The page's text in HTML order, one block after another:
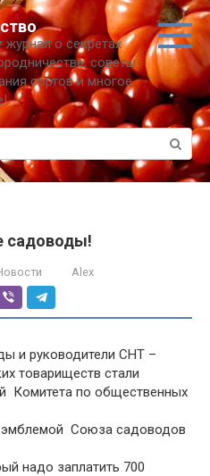
о секретах
советы
сортов и многое
садоводы!
Alex
и руководители СНТ –
товариществ стали
Комитета по общественных
Союза садоводов
надо заплатить 700